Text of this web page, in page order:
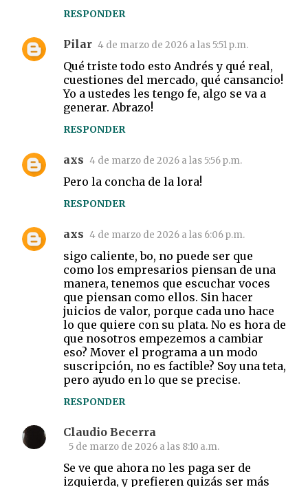
RESPONDER
Pilar 4 de marzo de 2026 a las 5:51 p.m.
Qué triste todo esto Andrés y qué real,
cuestiones del mercado, qué cansancio!
Yo a ustedes les tengo fe, algo se va a
generar. Abrazo!
RESPONDER
axs 4 de marzo de 2026 a las 5:56 p.m.
Pero la concha de la lora!
RESPONDER
axs 4 de marzo de 2026 a las 6:06 p.m.
sigo caliente, bo, no puede ser que
como los empresarios piensan de una
manera, tenemos que escuchar voces
que piensan como ellos. Sin hacer
juicios de valor, porque cada uno hace
lo que quiere con su plata. No es hora de
que nosotros empezemos a cambiar
eso? Mover el programa a un modo
suscripción, no es factible? Soy una teta,
pero ayudo en lo que se precise.
RESPONDER
Claudio Becerra
5 de marzo de 2026 a las 8:10 a.m.
Se ve que ahora no les paga ser de
izquierda, y prefieren quizás ser más